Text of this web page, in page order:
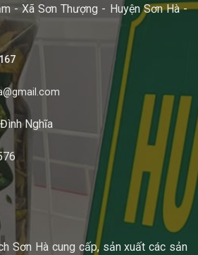
- Xã Sơn Thượng - Huyện Sơn Hà -
Nghĩa
Sơn Hà cung cấp, sản xuất các sản